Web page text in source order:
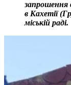
запрошення
в Кахетії
міській раді.